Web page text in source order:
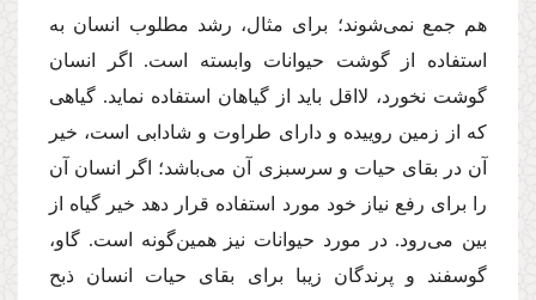
هم جمع نمى‌شوند؛ براى مثال، رشد مطلوب انسان به
استفاده از گوشت حیوانات وابسته است. اگر انسان
گوشت نخورد، لااقل باید از گیاهان استفاده نماید. گیاهى
كه از زمین روییده و داراى طراوت و شادابى است، خیر
آن در بقاى حیات و سرسبزى آن مى‌باشد؛ اگر انسان آن
را براى رفع نیاز خود مورد استفاده قرار دهد خیر گیاه از
بین مى‌رود. در مورد حیوانات نیز همین‌گونه است. گاو،
گوسفند و پرندگان زیبا براى بقاى حیات انسان ذبح